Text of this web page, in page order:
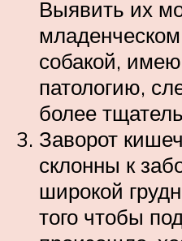
Выявить их
собакой,
патологию,
более
Заворот
склонны к
широкой
того чтобы